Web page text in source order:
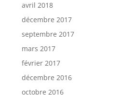
avril 2018
décembre 2017
septembre 2017
mars 2017
février 2017
décembre 2016
octobre 2016